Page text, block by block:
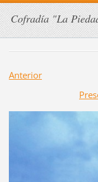
Cofradía "La
Anterior